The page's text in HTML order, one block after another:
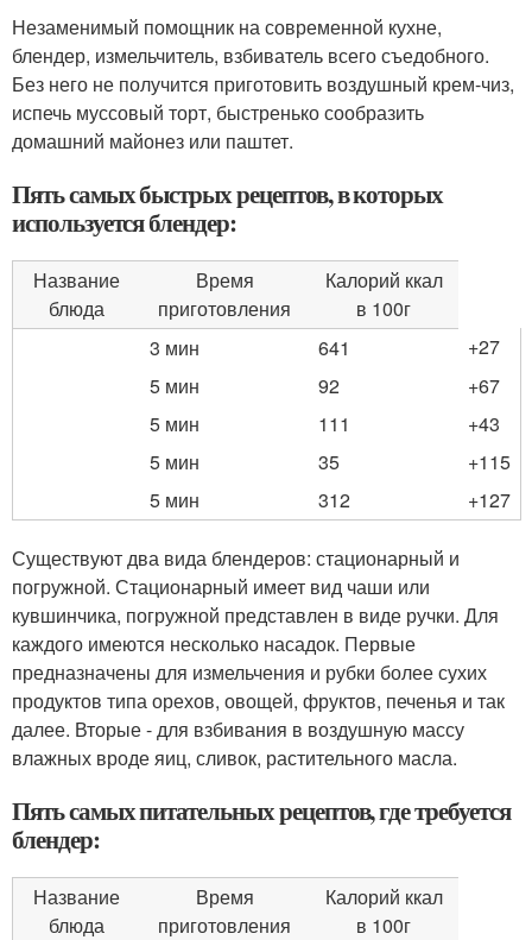
Незаменимый помощник на современной кухне,
блендер, измельчитель, взбиватель всего съедобного.
Без него не получится приготовить воздушный крем-чиз,
испечь муссовый торт, быстренько сообразить
домашний майонез или паштет.
Пять самых быстрых рецептов, в которых
используется блендер:
Название
блюда
Время
приготовления
Калорий ккал
в 100г
3 мин
641
+27
5 мин
92
+67
5 мин
111
+43
5 мин
35
+115
5 мин
312 +127
Существуют два вида блендеров: стационарный и
погружной. Стационарный имеет вид чаши или
кувшинчика, погружной представлен в виде ручки. Для
каждого имеются несколько насадок. Первые
предназначены для измельчения и рубки более сухих
продуктов типа орехов, овощей, фруктов, печенья и так
далее. Вторые - для взбивания в воздушную массу
влажных вроде яиц, сливок, растительного масла.
Пять самых питательных рецептов, где требуется
блендер:
Название
блюда
Время
приготовления
Калорий ккал
в 100г